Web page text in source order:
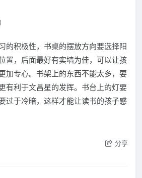
的积极性，书桌的摆放方向要选择阳
置，后面最好有实墙为佳，可以让孩
加专心。书架上的东西不能太多，要
有利于文昌星的发挥。书台上的灯要
过于冷暗，这样才能让读书的孩子感
分享